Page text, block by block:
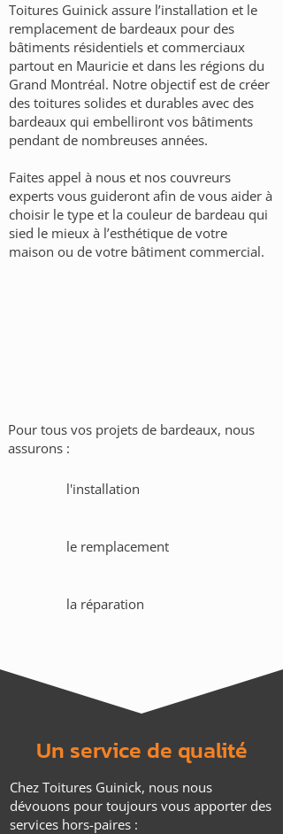
Toitures Guinick assure l’installation et le
remplacement de bardeaux pour des
bâtiments résidentiels et commerciaux
partout en Mauricie et dans les régions du
Grand Montréal. Notre objectif est de créer
des toitures solides et durables avec des
bardeaux qui embelliront vos bâtiments
pendant de nombreuses années.
Faites appel à nous et nos couvreurs
experts vous guideront afin de vous aider à
choisir le type et la couleur de bardeau qui
sied le mieux à l’esthétique de votre
maison ou de votre bâtiment commercial.
Pour tous vos projets de bardeaux, nous
assurons :
l'installation
le remplacement
la réparation
Un service de qualité
Chez Toitures Guinick, nous nous
dévouons pour toujours vous apporter des
services hors-paires :